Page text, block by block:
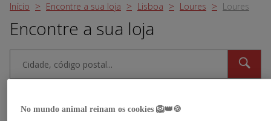
Início Encontre a sua loja Lisboa Loures Loures
Encontre a sua loja
No mundo animal reinam os cookies 🦁👑🍪